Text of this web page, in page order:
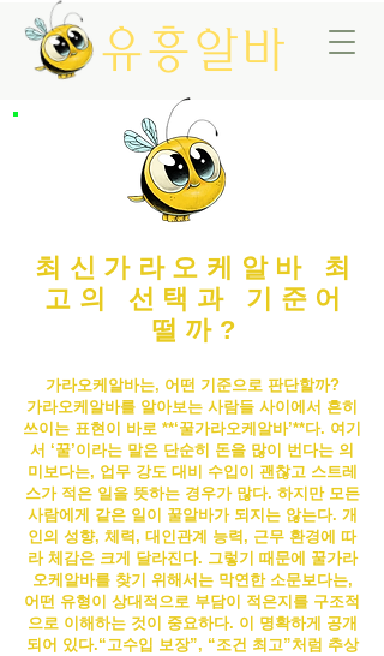
유흥알바
최신가라오케알바 최
고의 선택과 기준어
떨까?
가라오케알바는, 어떤 기준으로 판단할까?
가라오케알바를 알아보는 사람들 사이에서 흔히
쓰이는 표현이 바로 **‘꿀가라오케알바’**다. 여기
서 ‘꿀’이라는 말은 단순히 돈을 많이 번다는 의
미보다는, 업무 강도 대비 수입이 괜찮고 스트레
스가 적은 일을 뜻하는 경우가 많다. 하지만 모든
사람에게 같은 일이 꿀알바가 되지는 않는다. 개
인의 성향, 체력, 대인관계 능력, 근무 환경에 따
라 체감은 크게 달라진다. 그렇기 때문에 꿀가라
오케알바를 찾기 위해서는 막연한 소문보다는,
어떤 유형이 상대적으로 부담이 적은지를 구조적
으로 이해하는 것이 중요하다. 이 명확하게 공개
되어 있다.“고수입 보장”, “조건 최고”처럼 추상